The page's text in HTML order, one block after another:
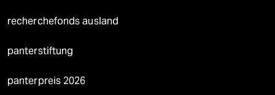
recherchefonds ausland
panterstiftung
panterpreis 2026